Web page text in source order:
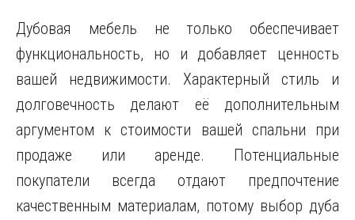
Дубовая мебель не только обеспечивает
функциональность, но и добавляет ценность
вашей недвижимости. Характерный стиль и
долговечность делают её дополнительным
аргументом к стоимости вашей спальни при
продаже или аренде. Потенциальные
покупатели всегда отдают предпочтение
качественным материалам, потому выбор дуба